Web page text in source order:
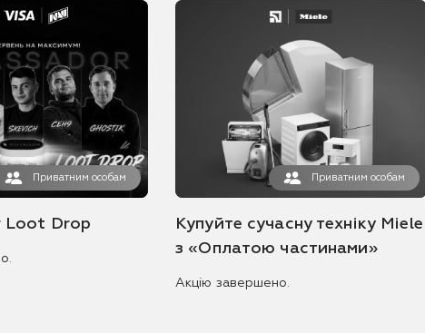
Приватним особам
Loot Drop
Приватним особам
Купуйте сучасну техніку Miele
з «Оплатою частинами»
Акцію завершено.